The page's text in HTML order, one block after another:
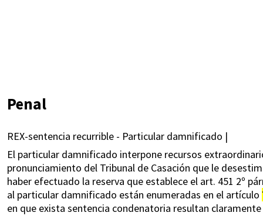
Penal
REX-sentencia recurrible - Particular damnificado |
El particular damnificado interpone recursos
pronunciamiento del Tribunal de Casación que le
haber efectuado la reserva que establece el art. 451 2º
al particular damnificado están enumeradas en el artículo
en que exista sentencia condenatoria resultan